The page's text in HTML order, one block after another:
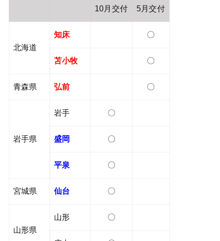
10月交付
5月交付
北海道
知床 〇
苫小牧 〇
青森県 弘前 〇
岩手県
岩手 〇
盛岡 〇
平泉 〇
宮城県 仙台 〇
山形県
山形 〇